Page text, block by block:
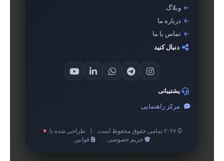
وبلاگ
درباره ما
تماس با ما
دنبال کنید
پشتیبانی
مرکز راهنمایی
© ۲۰۲۶ تمامی حقوق محفوظ است. طراحی شده با ♥
حریم خصوصی
قوانین